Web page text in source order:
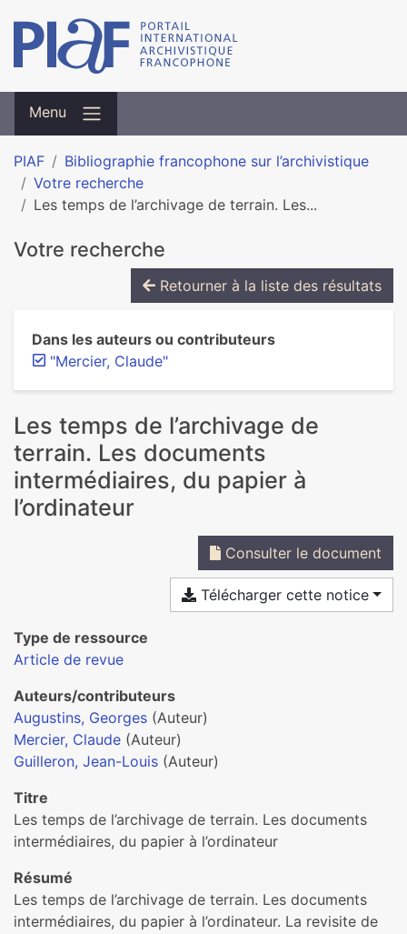
Menu
PIAF
Bibliographie francophone sur l’archivistique
Votre recherche
Les temps de l’archivage de terrain. Les...
Votre recherche
Retourner à la liste des résultats
Dans les auteurs ou contributeurs
"Mercier, Claude"
Les temps de l’archivage de
terrain. Les documents
intermédiaires, du papier à
l’ordinateur
Consulter le document
Télécharger cette notice
Type de ressource
Article de revue
Auteurs/contributeurs
Augustins, Georges (Auteur)
Mercier, Claude (Auteur)
Guilleron, Jean-Louis (Auteur)
Titre
Les temps de l’archivage de terrain. Les documents
intermédiaires, du papier à l’ordinateur
Résumé
Les temps de l’archivage de terrain. Les documents
intermédiaires, du papier à l’ordinateur. La revisite de